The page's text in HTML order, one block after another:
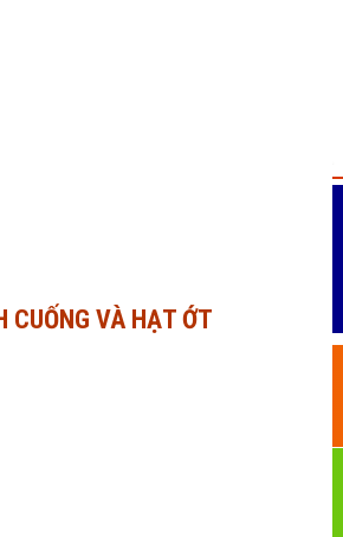
CUỐNG VÀ HẠT ỚT